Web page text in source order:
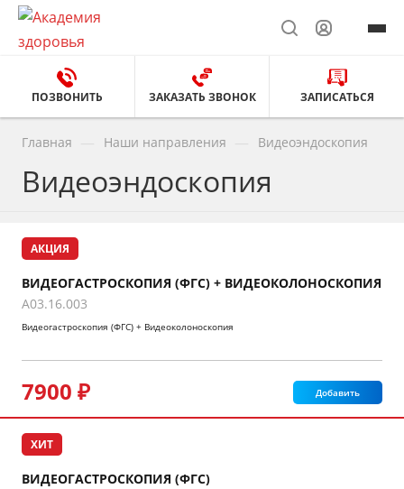
ПОЗВОНИТЬ ЗАКАЗАТЬ ЗВОНОК ЗАПИСАТЬСЯ
Главная Наши направления Видеоэндоскопия
Видеоэндоскопия
АКЦИЯ
ВИДЕОГАСТРОСКОПИЯ (ФГС) + ВИДЕОКОЛОНОСКОПИЯ
A03.16.003
Видеогастроскопия (ФГС) + Видеоколоноскопия
7900 ₽ Добавить
ХИТ
ВИДЕОГАСТРОСКОПИЯ (ФГС)